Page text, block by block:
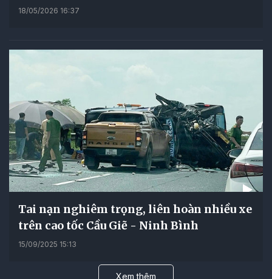
18/05/2026 16:37
Tai nạn nghiêm trọng, liên hoàn nhiều xe
trên cao tốc Cầu Giẽ - Ninh Bình
15/09/2025 15:13
Xem thêm